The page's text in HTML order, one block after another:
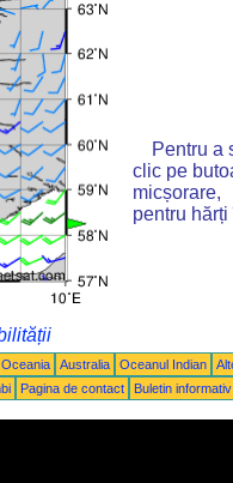
Pentru a
clic pe
pentru
Oceania Australia Oceanul Indian
Pagina de contact Buletin informativ